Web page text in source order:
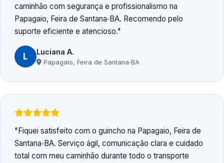
caminhão com segurança e profissionalismo na
Papagaio, Feira de Santana‑BA. Recomendo pelo
suporte eficiente e atencioso.
L Luciana A.
Papagaio, Feira de Santana‑BA
Fiquei satisfeito com o guincho na Papagaio, Feira de
Santana‑BA. Serviço ágil, comunicação clara e cuidado
total com meu caminhão durante todo o transporte